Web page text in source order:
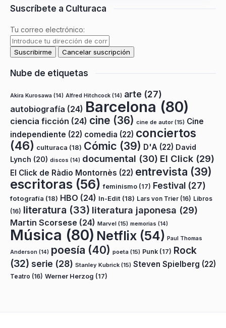
Suscríbete a Culturaca
Tu correo electrónico:
Nube de etiquetas
Akira Kurosawa (14) Alfred Hitchcock (14) arte (27)
autobiografía (24) Barcelona (80)
ciencia ficción (24) cine (36) cine de autor(15) Cine
independiente (22) comedia (22) conciertos
(46) culturaca (18) Cómic (39) D'A (22) David
Lynch (20) discos (14) documental (30) El Click (29)
El Click de Ràdio Montornès (22) entrevista (39)
escritoras (56) feminismo (17) Festival (27)
fotografía (18) HBO (24) In-Edit (18) Lars von Trier (16) Libros
(16) literatura (33) literatura japonesa (29)
Martin Scorsese (24) Marvel (15) memorias (14)
Música (80) Netflix (54) Paul Thomas
Anderson (14) poesía (40) poeta (15) Punk (17) Rock
(32) serie (28) Stanley Kubrick (15) Steven Spielberg (22)
Teatro (16) Werner Herzog (17)